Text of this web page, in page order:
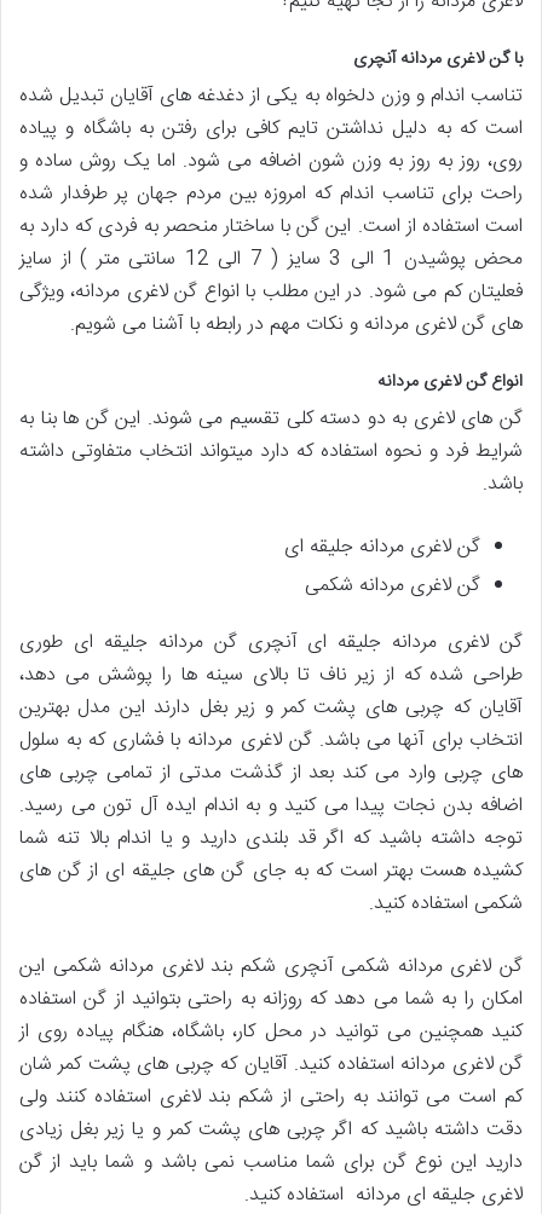
با گن لاغری مردانه آنچری
تناسب اندام و وزن دلخواه به یکی از دغدغه های آقایان تبدیل شده
است که به دلیل نداشتن تایم کافی برای رفتن به باشگاه و پیاده
روی، روز به روز به وزن شون اضافه می شود. اما یک روش ساده و
راحت برای تناسب اندام که امروزه بین مردم جهان پر طرفدار شده
است استفاده از است. این گن با ساختار منحصر به فردی که دارد به
محض پوشیدن 1 الی 3 سایز ( 7 الی 12 سانتی متر ) از سایز
فعلیتان کم می شود. در این مطلب با انواع گن لاغری مردانه، ویژگی
های گن لاغری مردانه و نکات مهم در رابطه با آشنا می شویم.
انواع گن لاغری مردانه
گن های لاغری به دو دسته کلی تقسیم می شوند. این گن ها بنا به
شرایط فرد و نحوه استفاده که دارد میتواند انتخاب متفاوتی داشته
باشد.
گن لاغری مردانه جلیقه ای
گن لاغری مردانه شکمی
گن لاغری مردانه جلیقه ای آنچری گن مردانه جلیقه ای طوری
طراحی شده که از زیر ناف تا بالای سینه ها را پوشش می دهد،
آقایان که چربی های پشت کمر و زیر بغل دارند این مدل بهترین
انتخاب برای آنها می باشد. گن لاغری مردانه با فشاری که به سلول
های چربی وارد می کند بعد از گذشت مدتی از تمامی چربی های
اضافه بدن نجات پیدا می کنید و به اندام ایده آل تون می رسید.
توجه داشته باشید که اگر قد بلندی دارید و یا اندام بالا تنه شما
کشیده هست بهتر است که به جای گن های جلیقه ای از گن های
شکمی استفاده کنید.
گن لاغری مردانه شکمی آنچری شکم بند لاغری مردانه شکمی این
امکان را به شما می دهد که روزانه به راحتی بتوانید از گن استفاده
کنید همچنین می توانید در محل کار، باشگاه، هنگام پیاده روی از
گن لاغری مردانه استفاده کنید. آقایان که چربی های پشت کمر شان
کم است می توانند به راحتی از شکم بند لاغری استفاده کنند ولی
دقت داشته باشید که اگر چربی های پشت کمر و یا زیر بغل زیادی
دارید این نوع گن برای شما مناسب نمی باشد و شما باید از گن
لاغری جلیقه ای مردانه استفاده کنید.